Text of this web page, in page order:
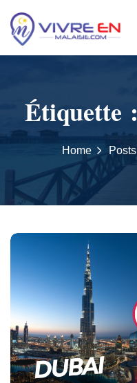
content
Étiquette :
Home